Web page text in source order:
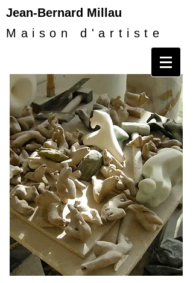
Jean-Bernard Millau
Maison d'artiste